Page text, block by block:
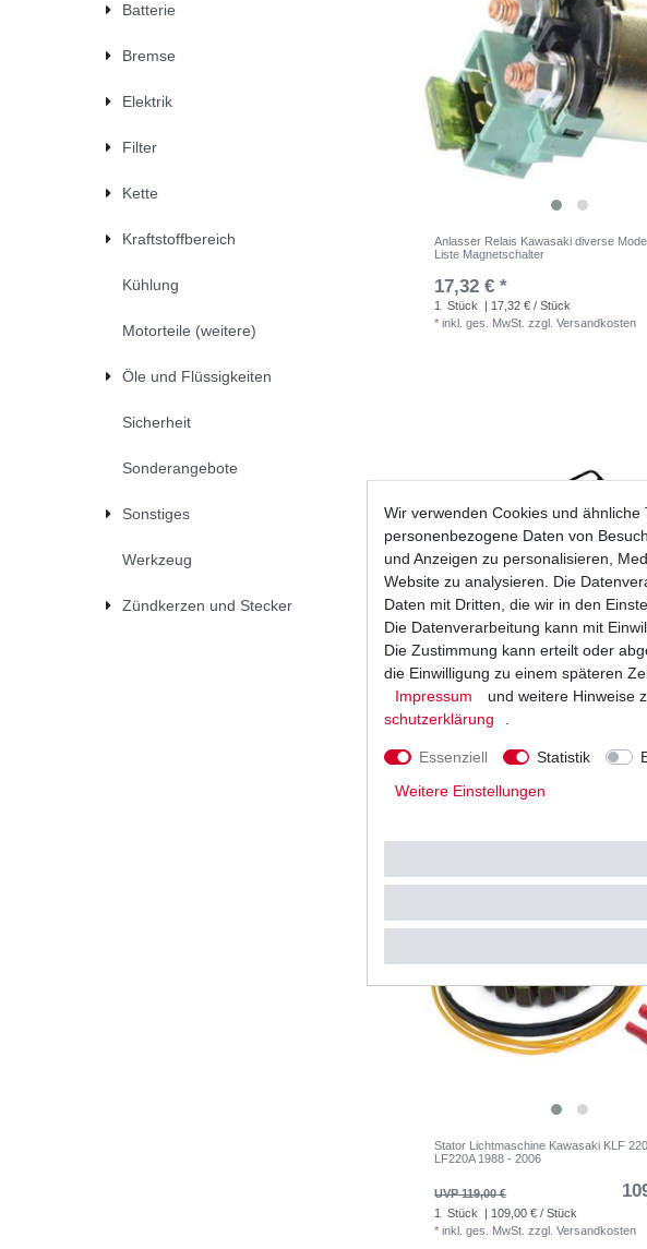
Batterie
Bremse
Elektrik
Filter
Kette
Kraftstoffbereich
Kühlung
Motorteile (weitere)
Öle und Flüssigkeiten
Sicherheit
Sonderangebote
Sonstiges
Werkzeug
Zündkerzen und Stecker
Anlasser Relais Kawasaki diverse
Liste Magnetschalter
17,32 € *
1 Stück
| 17,32 € / Stück
*inkl. ges. MwSt. zzgl.Versandkosten
Dichtung Lichtmaschine Kawasaki KLF
1 Stück | 5,90 € / Stück
Stator Lichtmaschine Kawasaki KLF
LF220A 1988 - 2006
UVP 119,00 €
1 Stück
| 109,00 € / Stück
*inkl. ges. MwSt. zzgl.Versandkosten
Wir verwenden Cookies und
personenbezogene Daten von
und Anzeigen zu personalisieren,
Website zu analysieren. Die
Daten mit Dritten, die wir in den
Die Datenverarbeitung kann mit
Die Zustimmung kann erteilt oder
die Einwilligung zu einem späteren
Impressum
und weitere Hinweise
schutz­erklärung
Essenziell Statistik
Weitere Einstellungen